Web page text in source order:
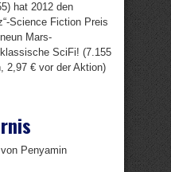
hat 2012 den
Science Fiction Preis
Mars-
SciFi! (7.155
2,97 € vor der Aktion)
Penyamin